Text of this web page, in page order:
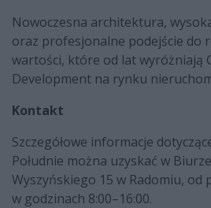
Nowoczesna architektura,
oraz profesjonalne podejście do
wartości, które od lat wyróżniają
Development na rynku
Kontakt
Szczegółowe informacje
Południe można uzyskać w
Wyszyńskiego 15 w Radomiu, od
w godzinach 8:00–16:00.